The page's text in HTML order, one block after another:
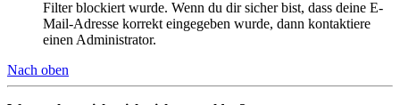
Filter blockiert wurde. Wenn du dir sicher bist, dass deine E-
Mail-Adresse korrekt eingegeben wurde, dann kontaktiere
einen Administrator.
Nach oben